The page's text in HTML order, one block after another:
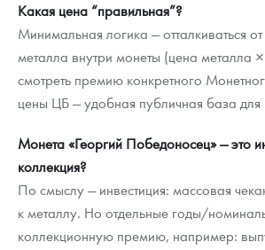
Какая цена “правильная”?
Минимальная логика — отталкиваться от
металла внутри монеты (цена металла
смотреть премию конкретного
цены ЦБ — удобная публичная база для
Монета «Георгий Победоносец» — это
коллекция?
По смыслу — инвестиция: массовая
к металлу. Но отдельные годы/
коллекционную премию, например: